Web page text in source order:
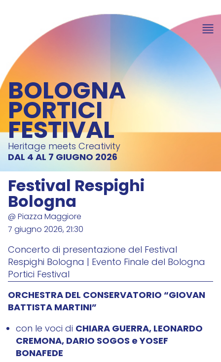
BOLOGNA
PORTICI
FESTIVAL
Heritage meets Creativity
DAL 4 AL 7 GIUGNO 2026
Festival Respighi
Bologna
@ Piazza Maggiore
7 giugno 2026, 21:30
Concerto di presentazione del Festival
Respighi Bologna | Evento Finale del Bologna
Portici Festival
ORCHESTRA DEL CONSERVATORIO “GIOVAN
BATTISTA MARTINI”
con le voci di CHIARA GUERRA, LEONARDO
CREMONA, DARIO SOGOS e YOSEF
BONAFEDE